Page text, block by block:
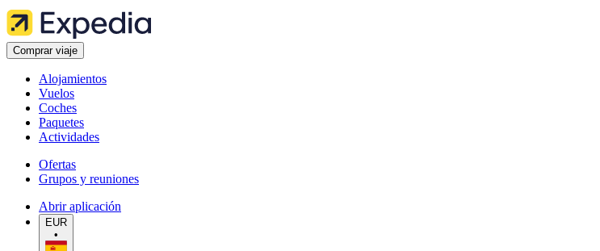
Comprar viaje
Alojamientos
Vuelos
Coches
Paquetes
Actividades
Ofertas
Grupos y reuniones
Abrir aplicación
EUR
•